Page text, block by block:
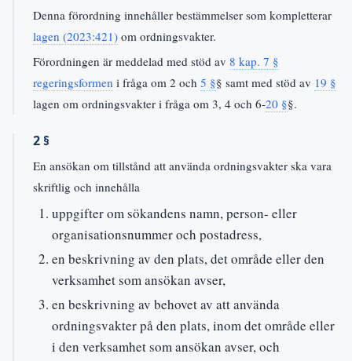
Denna förordning innehåller bestämmelser som kompletterar
lagen (2023:421) om ordningsvakter.
Förordningen är meddelad med stöd av 8 kap. 7 §
regeringsformen i fråga om 2 och 5 §§ samt med stöd av 19 §
lagen om ordningsvakter i fråga om 3, 4 och 6-20 §§.
2 §
En ansökan om tillstånd att använda ordningsvakter ska vara
skriftlig och innehålla
uppgifter om sökandens namn, person- eller
organisationsnummer och postadress,
en beskrivning av den plats, det område eller den
verksamhet som ansökan avser,
en beskrivning av behovet av att använda
ordningsvakter på den plats, inom det område eller
i den verksamhet som ansökan avser, och